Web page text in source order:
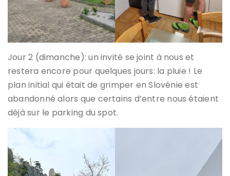
Jour 2 (dimanche): un invité se joint à nous et
restera encore pour quelques jours: la pluie ! Le
plan initial qui était de grimper en Slovénie est
abandonné alors que certains d’entre nous étaient
déjà sur le parking du spot.